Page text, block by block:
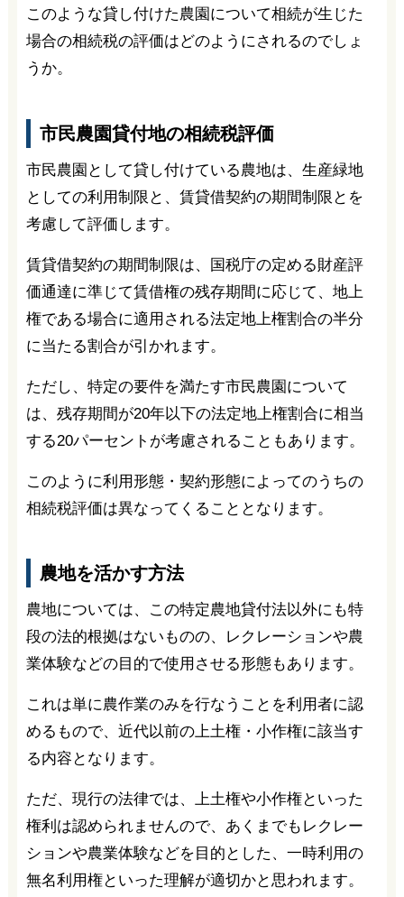
このような貸し付けた農園について相続が生じた
場合の相続税の評価はどのようにされるのでしょ
うか。
市民農園貸付地の相続税評価
市民農園として貸し付けている農地は、生産緑地
としての利用制限と、賃貸借契約の期間制限とを
考慮して評価します。
賃貸借契約の期間制限は、国税庁の定める財産評
価通達に準じて賃借権の残存期間に応じて、地上
権である場合に適用される法定地上権割合の半分
に当たる割合が引かれます。
ただし、特定の要件を満たす市民農園について
は、残存期間が20年以下の法定地上権割合に相当
する20パーセントが考慮されることもあります。
このように利用形態・契約形態によってのうちの
相続税評価は異なってくることとなります。
農地を活かす方法
農地については、この特定農地貸付法以外にも特
段の法的根拠はないものの、レクレーションや農
業体験などの目的で使用させる形態もあります。
これは単に農作業のみを行なうことを利用者に認
めるもので、近代以前の上土権・小作権に該当す
る内容となります。
ただ、現行の法律では、上土権や小作権といった
権利は認められませんので、あくまでもレクレー
ションや農業体験などを目的とした、一時利用の
無名利用権といった理解が適切かと思われます。